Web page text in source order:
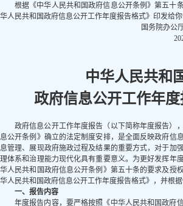
根据《中华人民共和国政府信息公开条例》第五十
华人民共和国政府信息公开工作年度报告格式》印发给你
国务院办公
中华人民共和
政府信息公开工作年
政府信息公开工作年度报告（以下简称年度报告）
息公开条例》确立的法定制度安排，是全面反映政府信
息管理、展现政府施政过程及结果的重要方式，对于加
理体系和治理能力现代化具有重要意义。为更好发挥年
华人民共和国政府信息公开条例》第五十条的要求及授
华人民共和国政府信息公开工作年度报告格式》，并根据
一、报告内容
年度报告内容，要严格按照《中华人民共和国政府